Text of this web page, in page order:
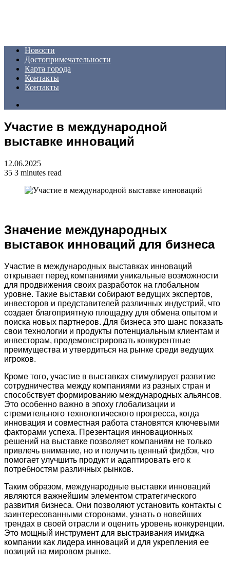
Новости
Достопримечательности
Карта города
Контакты
Контакты
Участие в международной
выставке инноваций
12.06.2025
35 3 minutes read
Значение международных
выставок инноваций для бизнеса
Участие в международных выставках инноваций
открывает перед компаниями уникальные возможности
для продвижения своих разработок на глобальном
уровне. Такие выставки собирают ведущих экспертов,
инвесторов и представителей различных индустрий, что
создает благоприятную площадку для обмена опытом и
поиска новых партнеров. Для бизнеса это шанс показать
свои технологии и продукты потенциальным клиентам и
инвесторам, продемонстрировать конкурентные
преимущества и утвердиться на рынке среди ведущих
игроков.
Кроме того, участие в выставках стимулирует развитие
сотрудничества между компаниями из разных стран и
способствует формированию международных альянсов.
Это особенно важно в эпоху глобализации и
стремительного технологического прогресса, когда
инновация и совместная работа становятся ключевыми
факторами успеха. Презентация инновационных
решений на выставке позволяет компаниям не только
привлечь внимание, но и получить ценный фидбэк, что
помогает улучшить продукт и адаптировать его к
потребностям различных рынков.
Таким образом, международные выставки инноваций
являются важнейшим элементом стратегического
развития бизнеса. Они позволяют установить контакты с
заинтересованными сторонами, узнать о новейших
трендах в своей отрасли и оценить уровень конкуренции.
Это мощный инструмент для выстраивания имиджа
компании как лидера инноваций и для укрепления ее
позиций на мировом рынке.